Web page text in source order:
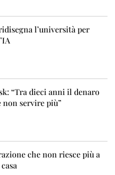
l’università per
“Tra dieci anni il denaro
non servire più”
che non riesce più a